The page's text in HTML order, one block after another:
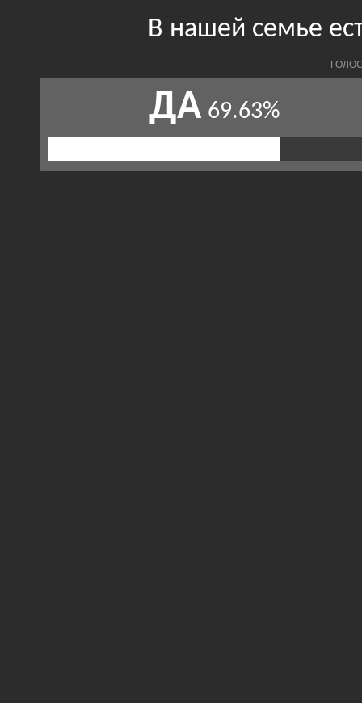
В нашей семье
ДА 69.63%